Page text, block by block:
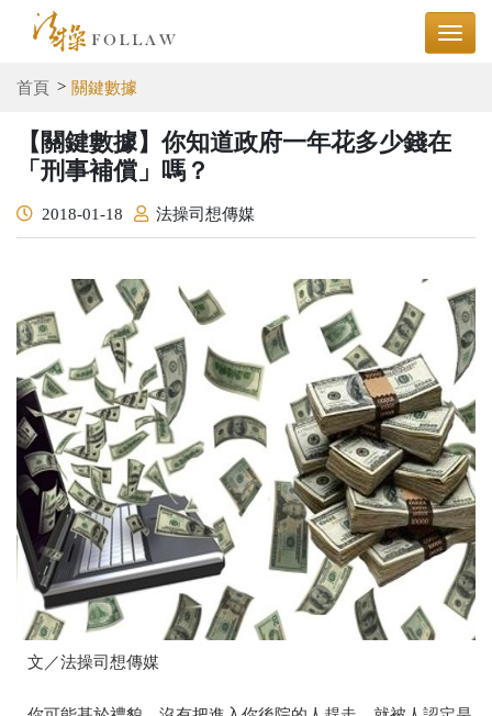
首頁 關鍵數據
【關鍵數據】你知道政府一年花多少錢在
「刑事補償」嗎？
2018-01-18 法操司想傳媒
文／法操司想傳媒